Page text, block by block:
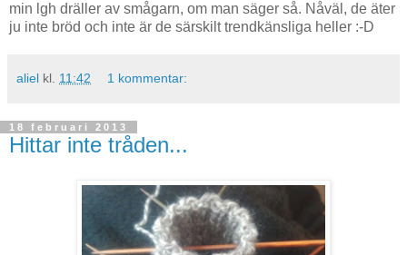
min lgh dräller av smågarn, om man säger så. Nåväl, de äter
ju inte bröd och inte är de särskilt trendkänsliga heller :-D
aliel kl. 11:42 1 kommentar:
18 februari 2013
Hittar inte tråden...